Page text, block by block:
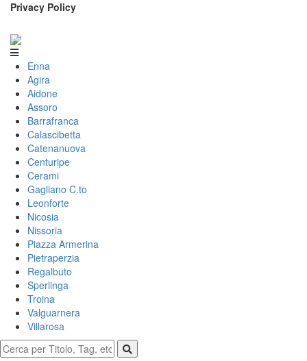
Privacy Policy
Enna
Agira
Aidone
Assoro
Barrafranca
Calascibetta
Catenanuova
Centuripe
Cerami
Gagliano C.to
Leonforte
Nicosia
Nissoria
Piazza Armerina
Pietraperzia
Regalbuto
Sperlinga
Troina
Valguarnera
Villarosa